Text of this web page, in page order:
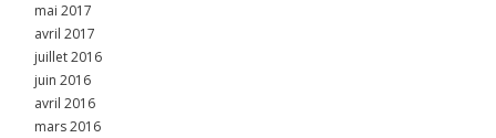
mai 2017
avril 2017
juillet 2016
juin 2016
avril 2016
mars 2016